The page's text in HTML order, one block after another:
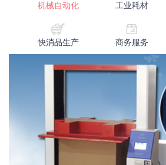
机械自动化 工业耗材
快消品生产 商务服务